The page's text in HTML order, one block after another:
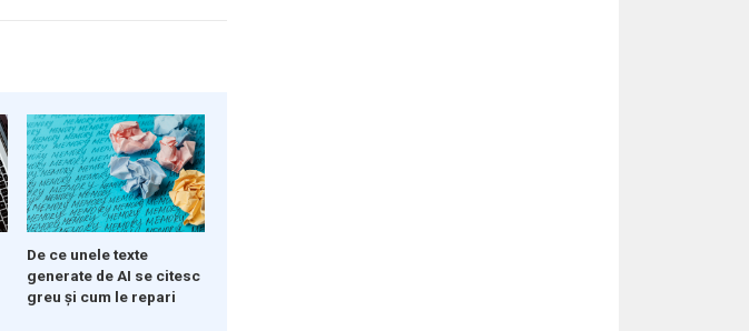
De ce unele texte
generate de AI se citesc
greu și cum le repari